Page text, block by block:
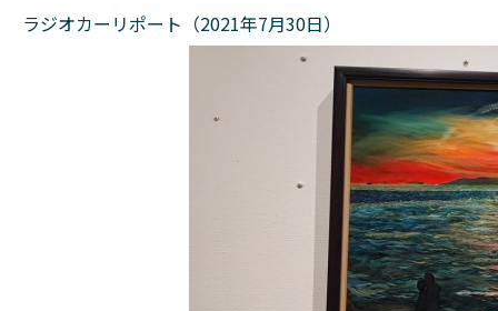
ラジオカーリポート（2021年7月30日）